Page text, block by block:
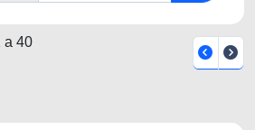
a 40